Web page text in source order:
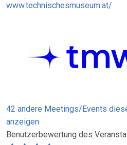
www.technischesmuseum.at/
42 andere Meetings/Events
anzeigen
Benutzerbewertung des